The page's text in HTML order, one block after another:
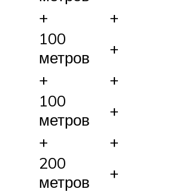
+
+
100
метров
+
+
+
100
метров
+
+
+
200
метров
+